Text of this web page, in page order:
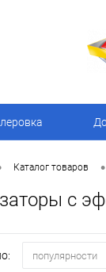
Каталог товаров •
с
популярности